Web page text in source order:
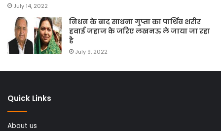
July 14, 2022
निधन के बाद साधना गुप्ता का पार्थिव शरीर
हवाई जहाज के जरिए लखनऊ ले जाया जा रहा
है
July 9, 2022
Quick Links
About us